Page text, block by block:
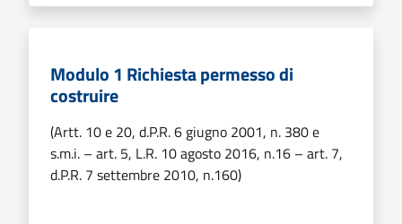
Modulo 1 Richiesta permesso di
costruire
(Artt. 10 e 20, d.P.R. 6 giugno 2001, n. 380 e
s.m.i. – art. 5, L.R. 10 agosto 2016, n.16 – art. 7,
d.P.R. 7 settembre 2010, n.160)